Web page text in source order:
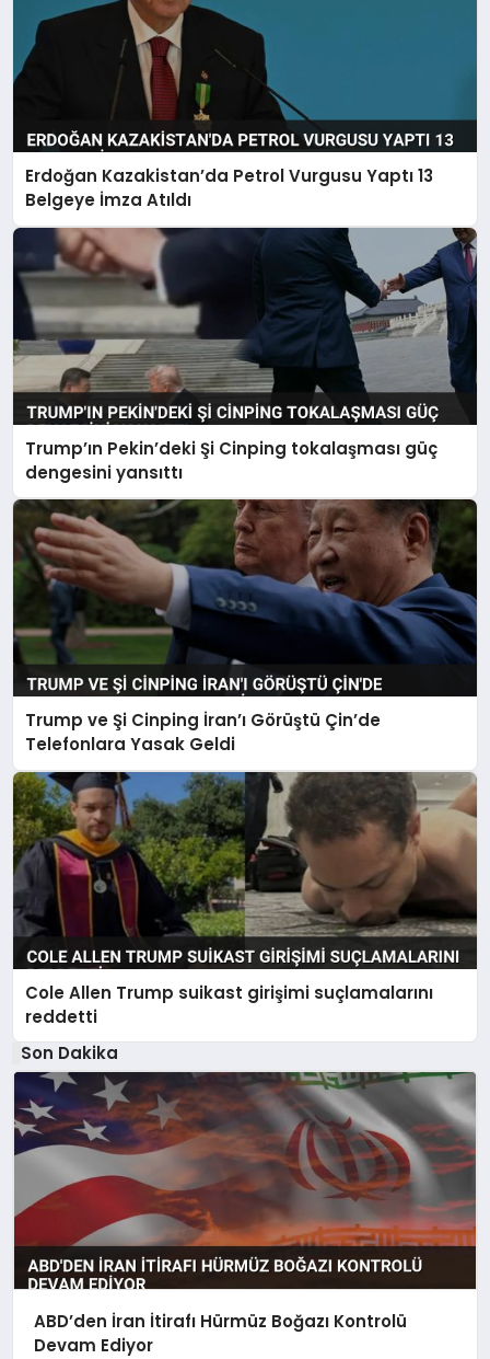
Erdoğan Kazakistan’da Petrol Vurgusu Yaptı 13
Belgeye İmza Atıldı
Trump’ın Pekin’deki Şi Cinping tokalaşması güç
dengesini yansıttı
Trump ve Şi Cinping İran’ı Görüştü Çin’de
Telefonlara Yasak Geldi
Cole Allen Trump suikast girişimi suçlamalarını
reddetti
Son Dakika
ABD’den İran İtirafı Hürmüz Boğazı Kontrolü
Devam Ediyor